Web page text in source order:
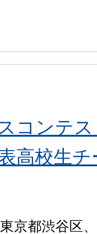
コンテ
高校生
京都渋谷区